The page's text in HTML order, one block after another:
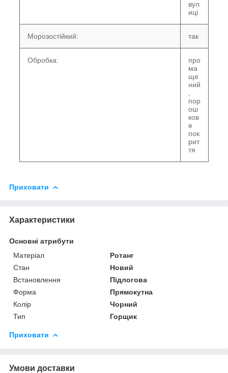
вул
иці
Морозостійкий: так
Обробка:
про
ма
ще
ний
пор
ош
ков
е
пок
рит
тя
Приховати
Характеристики
Основні атрибути
Матеріал
Ротанг
Стан
Новий
Встановлення
Підлогова
Форма
Прямокутна
Колір
Чорний
Тип
Горщик
Приховати
Умови доставки